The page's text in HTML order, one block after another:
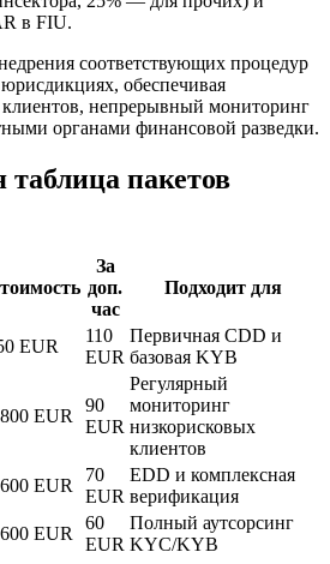
в FIU.
соответствующих процедур
обеспечивая
непрерывный мониторинг
органами финансовой разведки.
пакетов
За
доп.
час
Подходит для
EUR
110
EUR
Первичная CDD и
базовая KYB
EUR
90
EUR
Регулярный
мониторинг
низкорисковых
клиентов
EUR
70
EUR
EDD и комплексная
верификация
EUR
60
EUR
Полный аутсорсинг
KYC/KYB